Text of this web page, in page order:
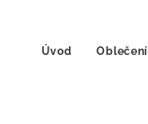
Úvod Oblečení